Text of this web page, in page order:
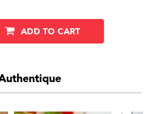
ADD TO CART